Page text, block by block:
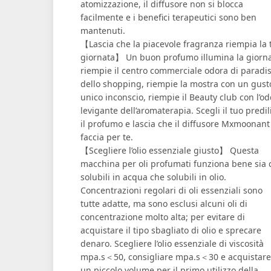
atomizzazione, il diffusore non si blocca
facilmente e i benefici terapeutici sono ben
mantenuti.
【Lascia che la piacevole fragranza riempia la
giornata】 Un buon profumo illumina la
riempie il centro commerciale odora di
dello shopping, riempie la mostra con un
unico inconscio, riempie il Beauty club con
levigante dell’aromaterapia. Scegli il tuo
il profumo e lascia che il diffusore
faccia per te.
【Scegliere l’olio essenziale giusto】 Questa
macchina per oli profumati funziona bene sia
solubili in acqua che solubili in olio.
Concentrazioni regolari di oli essenziali sono
tutte adatte, ma sono esclusi alcuni oli di
concentrazione molto alta; per evitare di
acquistare il tipo sbagliato di olio e sprecare
denaro. Scegliere l’olio essenziale di viscosità
mpa.s＜50, consigliare mpa.s＜30 e acquistare